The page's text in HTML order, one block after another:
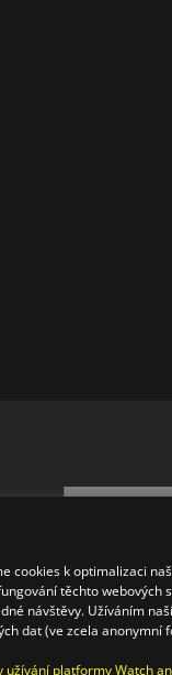
cookies k optimalizaci
těchto webových
návštěvy. Užíváním
dat (ve zcela anonymní
užívání platformy Watch